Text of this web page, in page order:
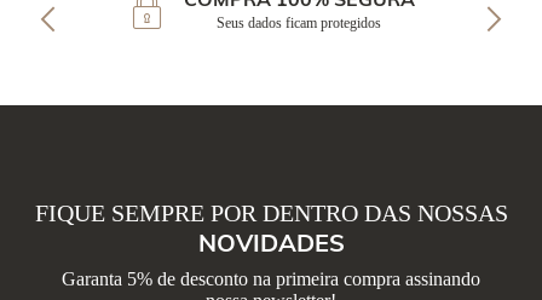
Seus dados ficam protegidos
FIQUE SEMPRE POR DENTRO DAS NOSSAS
NOVIDADES
Garanta 5% de desconto na primeira compra assinando